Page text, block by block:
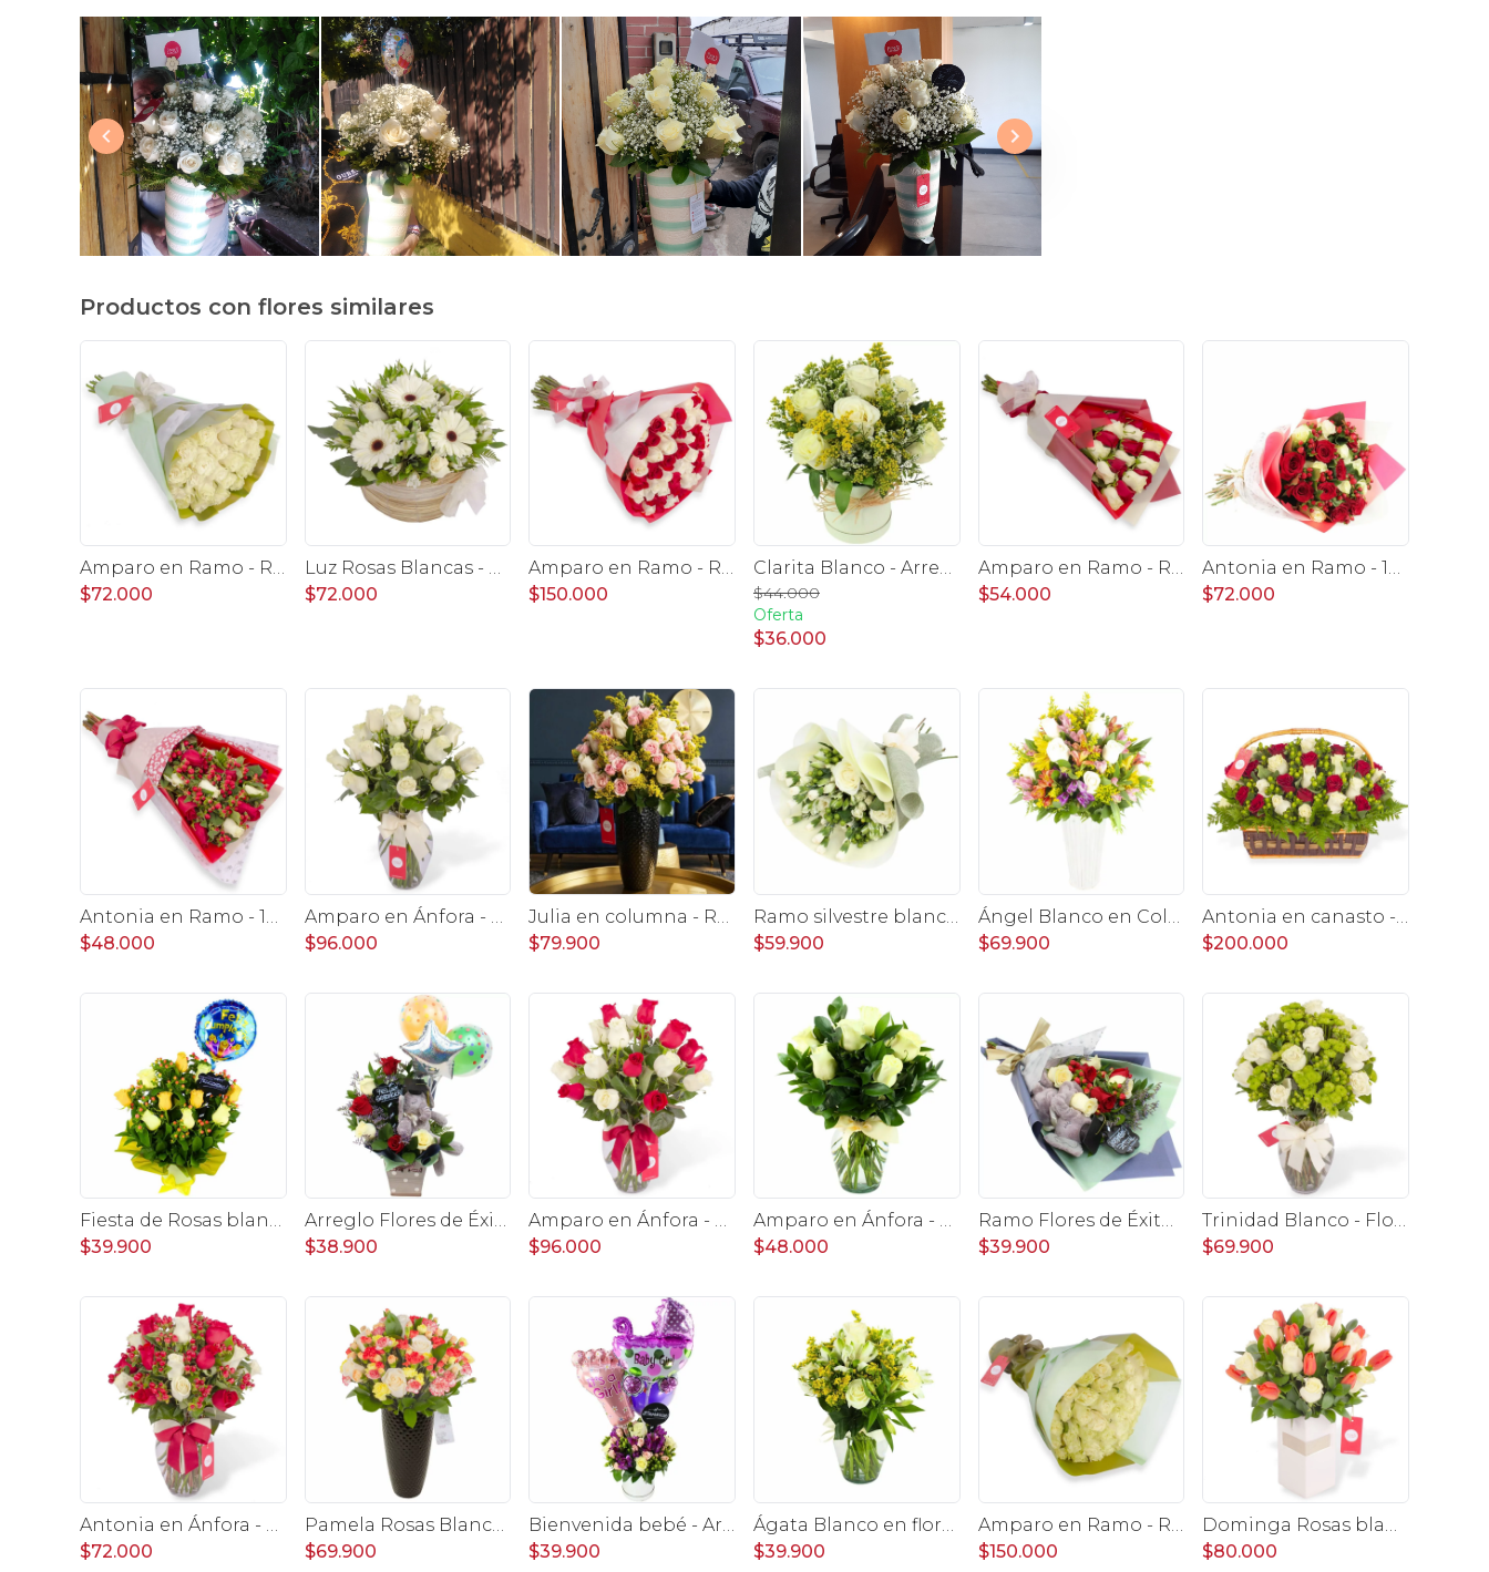
Productos con flores similares
Amparo en Ramo - Ramo redondo 24 rosas ecuatorianas blanco
$72.000
Luz Rosas Blancas - Arreglo floral en canasto circular con gerberas blancas, rosas blancas y astromelias blancas
$72.000
Amparo en Ramo - Ramo redondo con 50 rosas blanco y rojo
$150.000
Clarita Blanco - Arreglo floral en sombrerero con rosas blanco, limonium y vara de oro
$44.000
Oferta
$36.000
Amparo en Ramo - Ramo extendido 18 rosas blanco y rojo
$54.000
Antonia en Ramo - 18 rosas mix blanco y rojo con hypericum
$72.000
Antonia en Ramo - 12 rosas mix blanco y rojo con hypericum
$48.000
Amparo en Ánfora - Florero 24 rosas ecuatorianas blanco
$96.000
Julia en columna - Rosas blancas, minirosas rosadas
$79.900
Ramo silvestre blanco - Ramo de flores circular con rosas blancas, claveles blancos, astromelias e hypericum verde
$59.900
Ángel Blanco en Columna - Rosas ecuatorianas blancas y mix de Astromelias
$69.900
Antonia en canasto - 50 rosas rojo y blanco e hypericum
$200.000
Fiesta de Rosas blanco y amarillo - arreglo con rosas, hypericum y globo feliz cumpleaños
$39.900
Arreglo Flores de Éxito - Arreglo floral para graduaciones con rosas rojas y blancas, peluche de elefante, pizarra y globos
$38.900
Amparo en Ánfora - Florero 24 rosas blanco y rojo
$96.000
Amparo en Ánfora - Florero 12 rosas ecuatorianas blanco
$48.000
Ramo Flores de Éxito - Ramo de flores para graduación con rosas rojas y rosas blancas, peluche de elefante y pizarra
$39.900
Trinidad Blanco - Florero ánfora con rosas blancas y maules verdes
$69.900
Antonia en Ánfora - Florero con 18 rosa blanco y rojo
$72.000
Pamela Rosas Blancas - Florero negro mediano con rosas blancas y mini claveles amarillos y naranjos
$69.900
Bienvenida bebé - Arreglo floral con globos, rosas blanci, minirosas rosado, astromelias morado e hypericum
$39.900
Ágata Blanco en florero - rosas y astromelias blanco y vara de oro
$39.900
Amparo en Ramo - Ramo redondo 50 rosas ecuatorianas blanco
$150.000
Dominga Rosas blanco y Tulipanes naranjo - Arreglo Floral
$80.000